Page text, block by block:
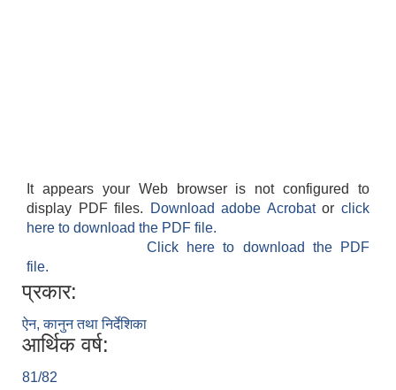
It appears your Web browser is not configured to
display PDF files.
Download adobe Acrobatorclick
here to download the PDF file.
Click here to download the PDF
file.
प्रकार:
ऐन, कानुन तथा निर्देशिका
आर्थिक वर्ष:
81/82